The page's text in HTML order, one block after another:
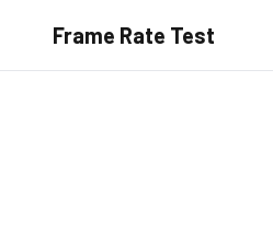
Frame Rate Test